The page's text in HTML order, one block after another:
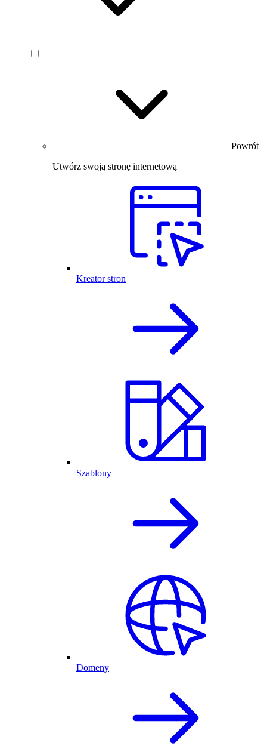
Powrót
Utwórz swoją stronę internetową
Kreator stron
Szablony
Domeny